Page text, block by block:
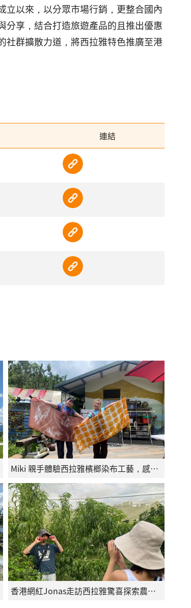
立以來，以分眾市場行銷，更整合國內
分享，結合打造旅遊產品的且推出優惠
社群擴散力道，將西拉雅特色推廣至港
連結
Miki 親手體驗西拉雅檳榔染布工藝，感受天然植物色彩帶來的永續魅力
香港網紅Jonas走訪西拉雅驚喜探索農遊文化，體驗多元旅遊風貌